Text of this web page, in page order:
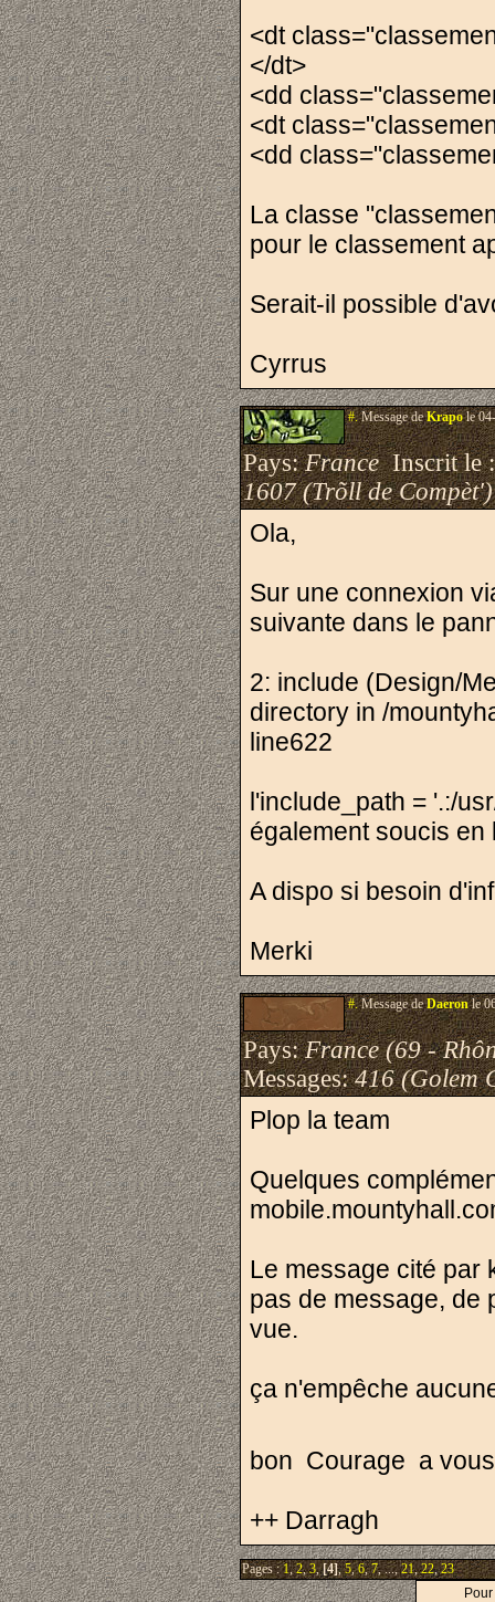
<dt
</dt>
<dd
<dt
<dd
La classe
pour le classement
Serait-il possible
Cyrrus
#.Message deKrapole
Pays:FranceInscrit le
1607 (Trõll de Compèt')
Ola,
Sur une connexion
suivante dans le
2: include (Design/
directory in /
line622
l'include_path = '.:/
également soucis en
A dispo si besoin
Merki
#.Message deDaeronle
Pays:France (69 -
Messages:416 (Golem
Plop la team
Quelques
Le message cité par
pas de message, de
vue.
ça n'empêche
bon Courage a
++ Darragh
Pages :1,2,3,[4],5,6,7, ...,21,22,23